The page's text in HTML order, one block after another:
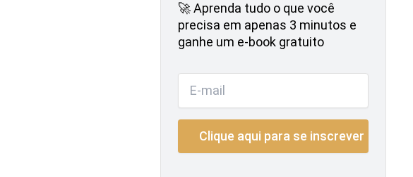
🚀 Aprenda tudo o que você
precisa em apenas 3 minutos e
ganhe um e-book gratuito